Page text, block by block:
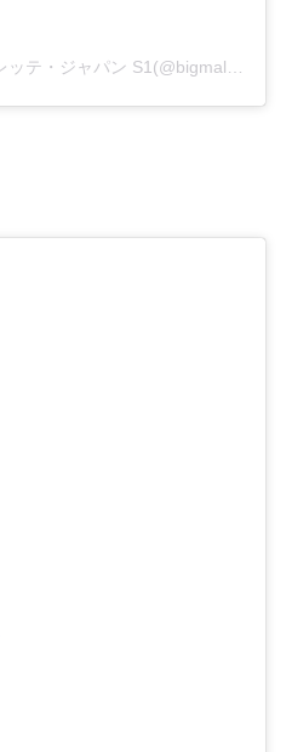
エバンズマラカイ/バチェロレッテ・ジャパン S1(@bigmalachi)がシェアした投稿